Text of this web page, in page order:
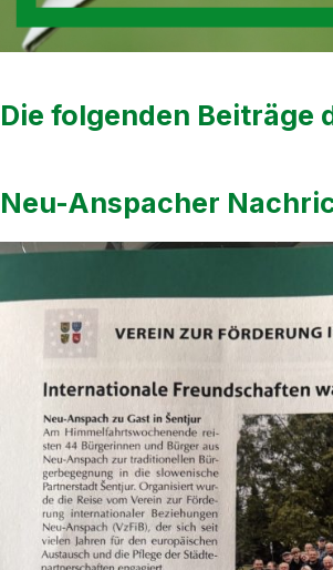
Die folgenden Beiträge
Neu-Anspacher